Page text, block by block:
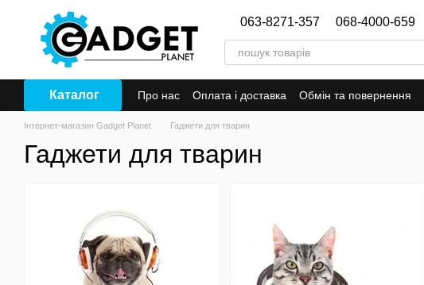
Перейти до основного контенту
063-8271-357 068-4000-659
Каталог Про нас Оплата і доставка Обмін та повернення
Інтернет-магазин Gadget Planet Гаджети для тварин
Гаджети для тварин